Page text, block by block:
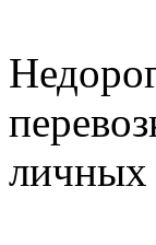
личных